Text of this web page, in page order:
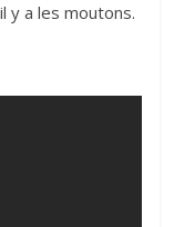
y a les moutons.